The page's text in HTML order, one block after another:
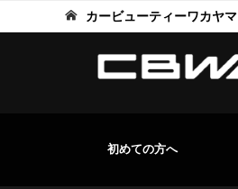
カービューティーワカヤマ
初めての方へ